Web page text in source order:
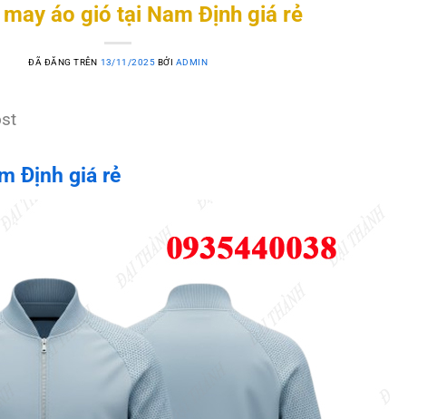
áo gió tại Nam Định giá rẻ
ĐÃ ĐĂNG TRÊN 13/11/2025 BỞI ADMIN
Định giá rẻ